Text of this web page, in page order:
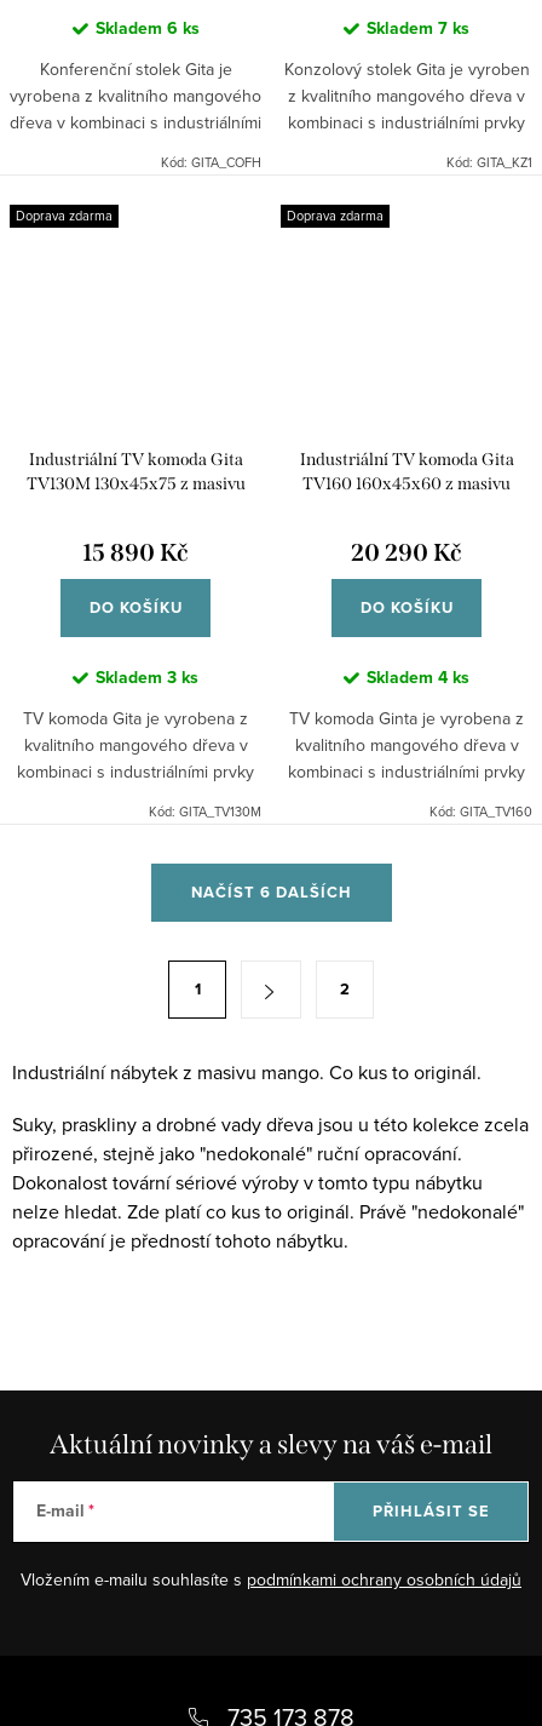
Skladem 6 ks
Konferenční stolek Gita je
vyrobena z kvalitního mangového
dřeva v kombinaci s industriálními
vyzařuje teplo. Indický industriální
nábytek mango...
Kód: GITA_COFH
Skladem 7 ks
Konzolový stolek Gita je vyroben
z kvalitního mangového dřeva v
kombinaci s industriálními prvky
teplo. Indický industriální nábytek
mango masiv.
Kód: GITA_KZ1
Doprava zdarma
Industriální TV komoda Gita
TV130M 130x45x75 z masivu
15 890 Kč
DO KOŠÍKU
Skladem 3 ks
TV komoda Gita je vyrobena z
kvalitního mangového dřeva v
kombinaci s industriálními prvky
teplo. Indický industriální nábytek
Kód: GITA_TV130M
Doprava zdarma
Industriální TV komoda Gita
TV160 160x45x60 z masivu
20 290 Kč
DO KOŠÍKU
Skladem 4 ks
TV komoda Ginta je vyrobena z
kvalitního mangového dřeva v
kombinaci s industriálními prvky
teplo. Indický industriální nábytek
Kód: GITA_TV160
c
p
r
v
k
y
NAČÍST 6 DALŠÍCH
á
k
o
v
á
1 2
Industriální nábytek z masivu mango. Co kus to originál.
Suky, praskliny a drobné vady dřeva jsou u této kolekce zcela
přirozené, stejně jako "nedokonalé" ruční opracování.
Dokonalost tovární sériové výroby v tomto typu nábytku
nelze hledat. Zde platí co kus to originál. Právě "nedokonalé"
opracování je předností tohoto nábytku.
Aktuální novinky a slevy na váš e-mail
E-mail
Vložením e-mailu souhlasíte s podmínkami ochrany osobních údajů
PŘIHLÁSIT SE
735 173 878